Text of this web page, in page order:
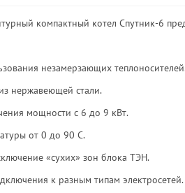
компактный котел Спутник-6
незамерзающих
нержавеющей стали.
мощности с 6 до 9 кВт.
от 0 до 90 С.
«сухих» зон блока ТЭН.
к разным типам электросетей.